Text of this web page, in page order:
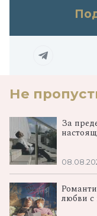
Не
За
любви с